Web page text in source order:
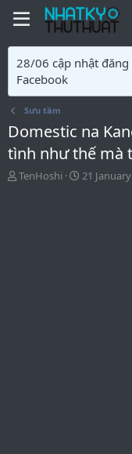
28/06 cập nhật
Facebook
Sưu tầm
Domestic na
tình như thế mà
T
TenHoshi
S
21